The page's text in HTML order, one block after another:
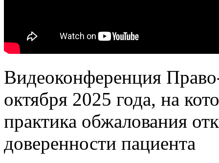
Видеоконференция
октября 2025 года, на
практика обжалования
доверенности пациента